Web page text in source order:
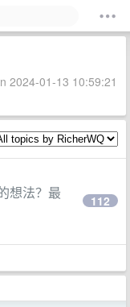
2024-01-13 10:59:21
想法？最
112